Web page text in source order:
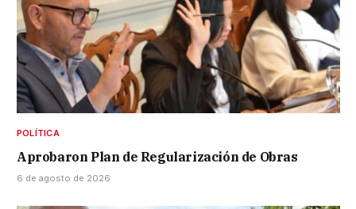
POLÍTICA
Aprobaron Plan de Regularización de Obras
6 de agosto de 2026